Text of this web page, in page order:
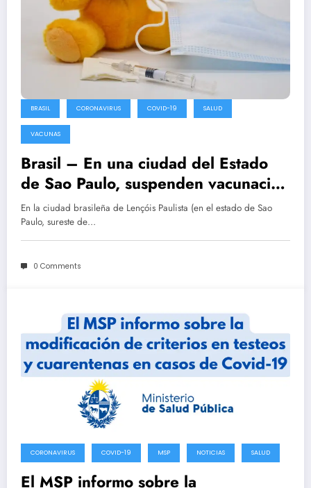
BRASIL CORONAVIRUS COVID-19 SALUD
VACUNAS
Brasil – En una ciudad del Estado
de Sao Paulo, suspenden vacunación
en niños, tras un paro cardiaco de
un menor
En la ciudad brasileña de Lençóis Paulista (en el estado de Sao
Paulo, sureste de…
0 Comments
CORONAVIRUS COVID-19 MSP NOTICIAS SALUD
El MSP informo sobre la